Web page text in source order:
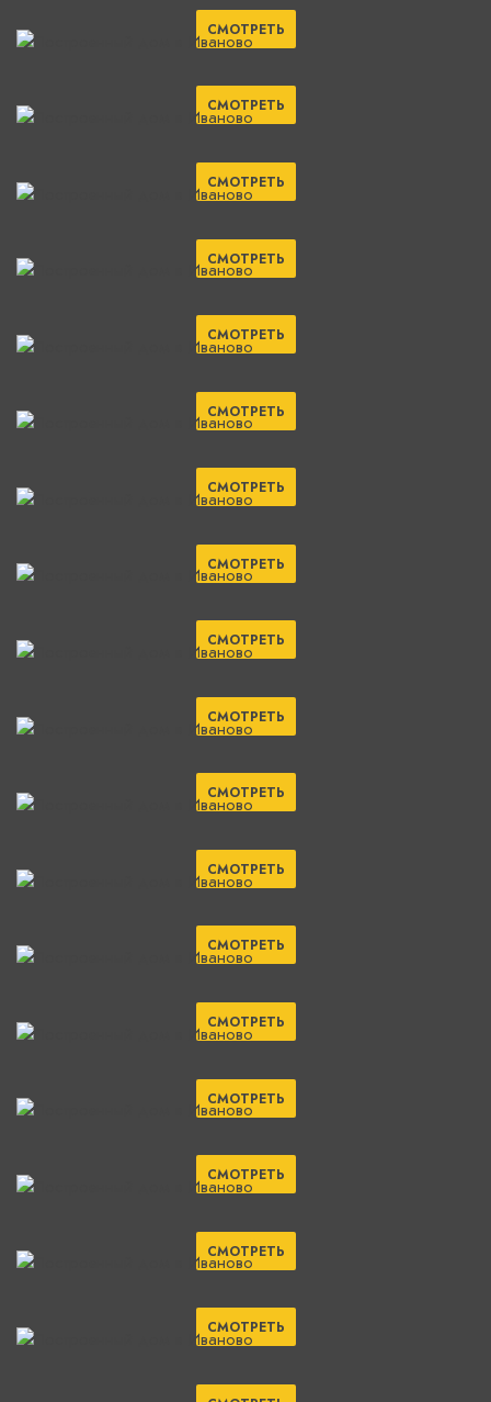
СМОТРЕТЬ
СМОТРЕТЬ
СМОТРЕТЬ
СМОТРЕТЬ
СМОТРЕТЬ
СМОТРЕТЬ
СМОТРЕТЬ
СМОТРЕТЬ
СМОТРЕТЬ
СМОТРЕТЬ
СМОТРЕТЬ
СМОТРЕТЬ
СМОТРЕТЬ
СМОТРЕТЬ
СМОТРЕТЬ
СМОТРЕТЬ
СМОТРЕТЬ
СМОТРЕТЬ